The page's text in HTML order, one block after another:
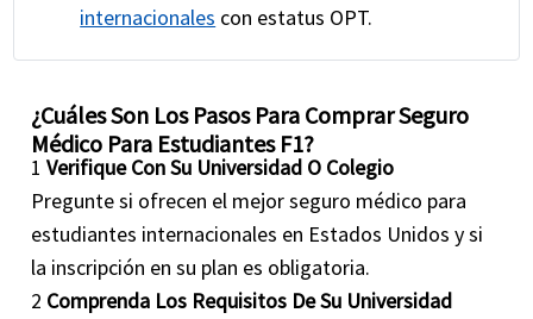
internacionales con estatus OPT.
¿Cuáles Son Los Pasos Para Comprar Seguro
Médico Para Estudiantes F1?
1 Verifique Con Su Universidad O Colegio
Pregunte si ofrecen el mejor seguro médico para
estudiantes internacionales en Estados Unidos y si
la inscripción en su plan es obligatoria.
2 Comprenda Los Requisitos De Su Universidad